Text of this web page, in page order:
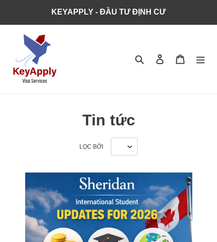
KEYAPPLY - ĐẦU TƯ ĐỊNH CƯ
Tìm kiếmĐăng nhậpGiỏ hàng
Tin tức
LỌC BỞI